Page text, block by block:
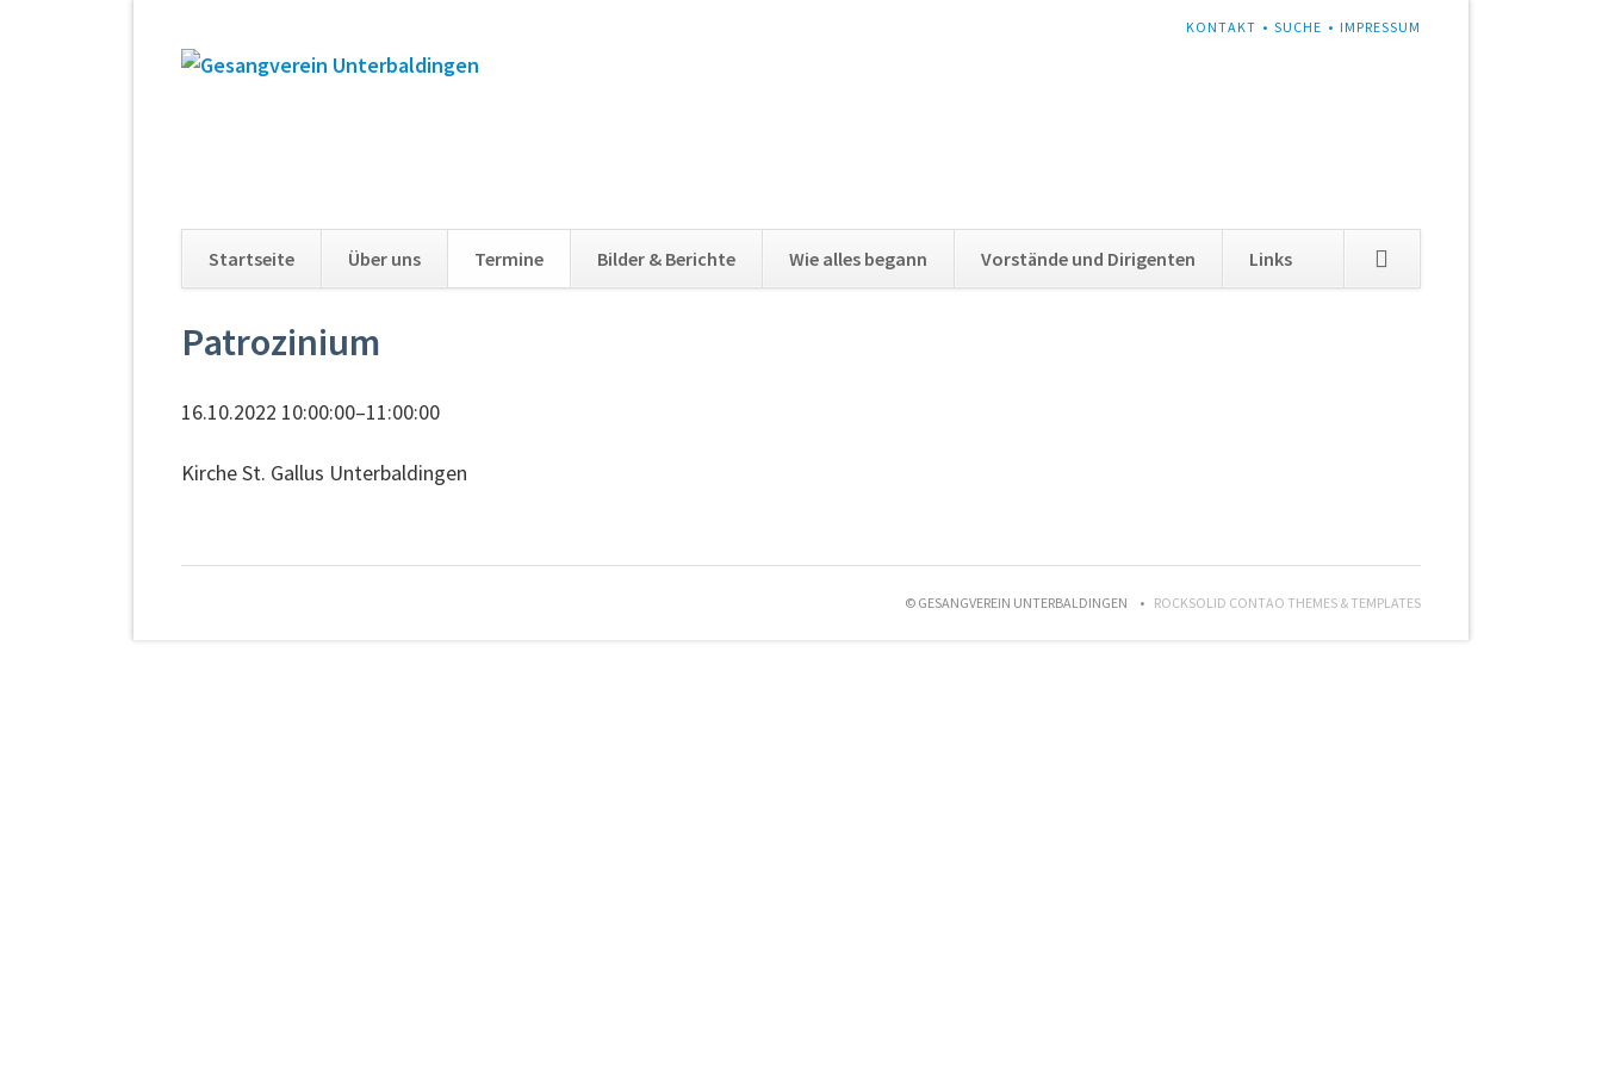
NAVIGATION
KONTAKT SUCHE IMPRESSUM
Navigation
überspringen
Startseite Über uns Termine Bilder & Berichte Wie alles begann Vorstände und Dirigenten Links
überspringen
Patrozinium
16.10.2022 10:00:00–11:00:00
Kirche St. Gallus Unterbaldingen
© GESANGVEREIN UNTERBALDINGEN ROCKSOLID CONTAO THEMES & TEMPLATES